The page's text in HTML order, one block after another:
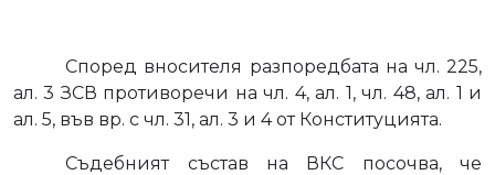
Според вносителя разпоредбата на чл. 225,
ал. 3 ЗСВ противоречи на чл. 4, ал. 1, чл. 48, ал. 1 и
ал. 5, във вр. с чл. 31, ал. 3 и 4 от Конституцията.
Съдебният състав на ВКС посочва, че